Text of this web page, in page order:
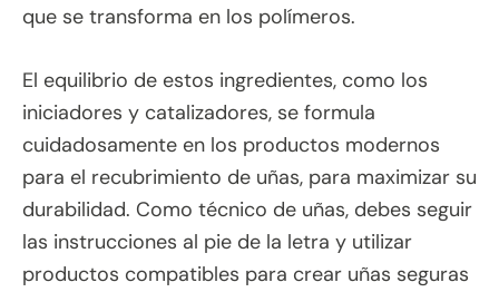
que se transforma en los polímeros.
El equilibrio de estos ingredientes, como los
iniciadores y catalizadores, se formula
cuidadosamente en los productos modernos
para el recubrimiento de uñas, para maximizar su
durabilidad. Como técnico de uñas, debes seguir
las instrucciones al pie de la letra y utilizar
productos compatibles para crear uñas seguras